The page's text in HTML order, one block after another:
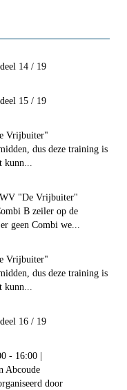
14 / 19
15 / 19
Vrijbuiter"
dus deze training is
kunn...
"De Vrijbuiter"
B zeiler op de
geen Combi we...
Vrijbuiter"
dus deze training is
kunn...
16 / 19
- 16:00 |
Abcoude
door